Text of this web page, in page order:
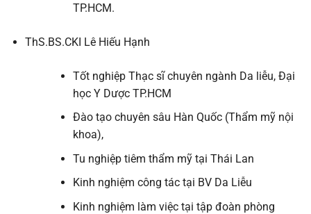
TP.HCM.
ThS.BS.CKI Lê Hiếu Hạnh
Tốt nghiệp Thạc sĩ chuyên ngành Da liễu, Đại
học Y Dược TP.HCM
Đào tạo chuyên sâu Hàn Quốc (Thẩm mỹ nội
khoa),
Tu nghiệp tiêm thẩm mỹ tại Thái Lan
Kinh nghiệm công tác tại BV Da Liễu
Kinh nghiệm làm việc tại tập đoàn phòng